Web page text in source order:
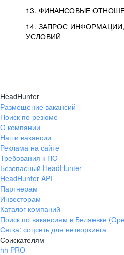
13. ФИНАНСОВЫЕ
14. ЗАПРОС
УСЛОВИЙ
HeadHunter
Размещение вакансий
Поиск по резюме
О компании
Наши вакансии
Реклама на сайте
Требования к ПО
Безопасный HeadHunter
HeadHunter API
Партнерам
Инвесторам
Каталог компаний
Поиск по вакансиям в Беляевке
Сетка: соцсеть для нетворкинга
Соискателям
hh PRO